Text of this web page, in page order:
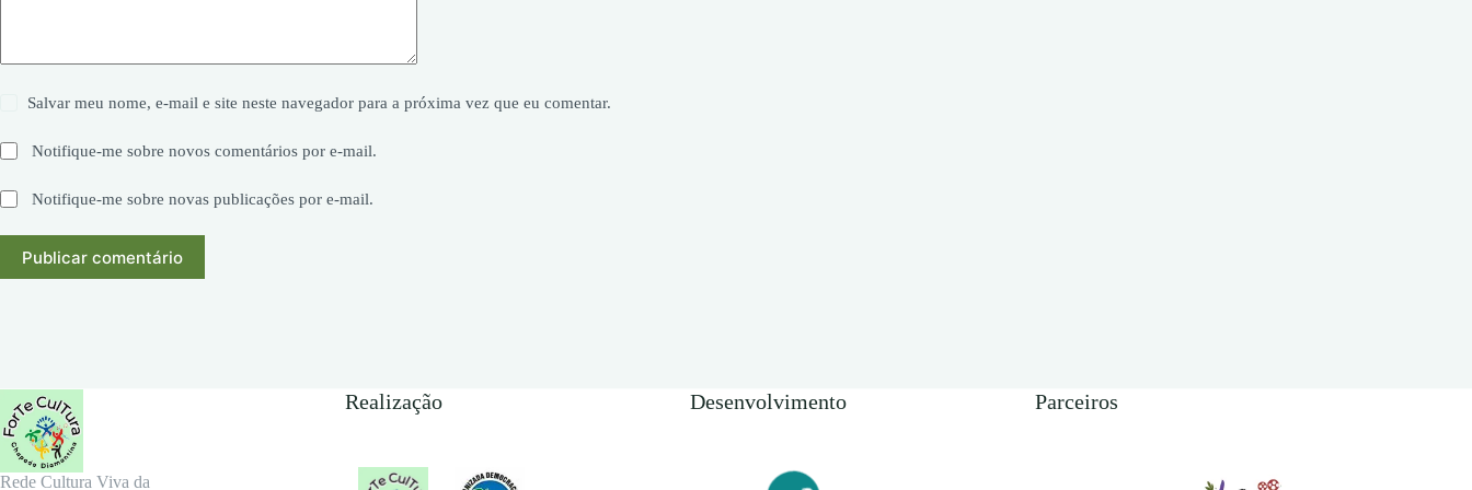
Salvar meu nome, e-mail e site neste navegador para a próxima vez que eu comentar.
Notifique-me sobre novos comentários por e-mail.
Notifique-me sobre novas publicações por e-mail.
Publicar comentário
Rede Cultura Viva da
Realização Desenvolvimento Parceiros